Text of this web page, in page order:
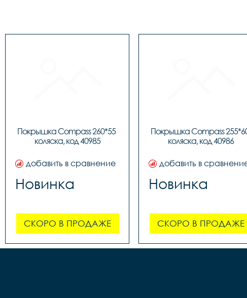
Покрышка Compass 260*55
коляска, код 40985
добавить в сравнение
Новинка
СКОРО В ПРОДАЖЕ
Покрышка Compass
коляска, код 40986
добавить в
Новинка
СКОРО В ПРОДАЖЕ